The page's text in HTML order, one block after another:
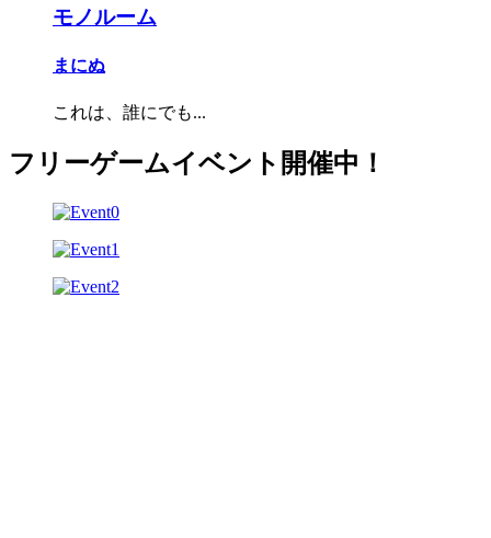
モノルーム
まにぬ
これは、誰にでも...
フリーゲームイベント開催中！